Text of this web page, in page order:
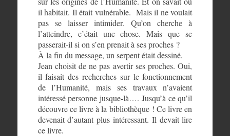
il habitait. Il était vulnérable. Mais il ne voulait
pas se laisser intimider. Qu’on cherche à
l’atteindre, c’était une chose. Mais que se
passerait-il si on s’en prenait à ses proches ?
À la fin du message, un serpent était dessiné.
Jean choisit de ne pas avertir ses proches. Oui,
il faisait des recherches sur le fonctionnement
de l’Humanité, mais ses travaux n’avaient
intéressé personne jusque-là…. Jusqu’à ce qu’il
découvre ce livre à la bibliothèque ! Ce livre en
devenait d’autant plus intéressant. Il devait lire
ce livre.